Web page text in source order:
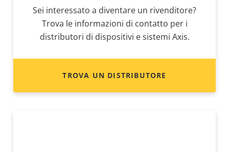
Sei interessato a diventare un rivenditore?
Trova le informazioni di contatto per i
distributori di dispositivi e sistemi Axis.
TROVA UN DISTRIBUTORE